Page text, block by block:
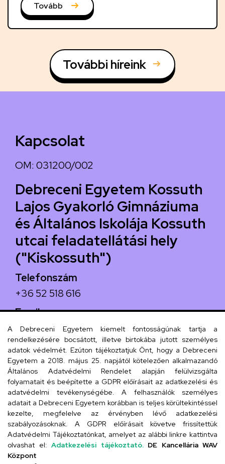
Tovább
További híreink
Kapcsolat
OM: 031200/002
Debreceni Egyetem Kossuth
Lajos Gyakorló Gimnáziuma
és Általános Iskolája Kossuth
utcai feladatellátási hely
("Kiskossuth")
Telefonszám
+36 52 518 616
Email
iskola@kossuth-alt.unideb.hu
Cím
4024 Debrecen, Kossuth utca 33.
Szervezeti telefonkönyv
UD telefonkönyv
A Debreceni Egyetem kiemelt fontosságúnak tartja a
rendelkezésére bocsátott, illetve birtokába jutott személyes
adatok védelmét. Ezúton tájékoztatjuk Önt, hogy a Debreceni
Egyetem a 2018. május 25. napjától kötelezően alkalmazandó
Általános Adatvédelmi Rendelet alapján felülvizsgálta
folyamatait és beépítette a GDPR előírásait az adatkezelési és
adatvédelmi tevékenységébe. A felhasználók személyes
adatait a Debreceni Egyetem korábban is teljes körültekintéssel
kezelte, megfelelve az érvényben lévő adatkezelési
szabályozásoknak. A GDPR előírásait követve frissítettük
Adatvédelmi Tájékoztatónkat, amelyet az alábbi linkre kattintva
olvashat el: Adatkezelési tájékoztató. DE Kancellária WAV
Központ